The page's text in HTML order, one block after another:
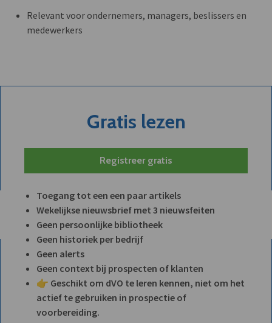
Relevant voor ondernemers, managers, beslissers en
medewerkers
Gratis lezen
Registreer gratis
Toegang tot een een paar artikels
Wekelijkse nieuwsbrief met 3 nieuwsfeiten
Geen persoonlijke bibliotheek
Geen historiek per bedrijf
Geen alerts
Geen context bij prospecten of klanten
👉 Geschikt om dVO te leren kennen, niet om het
actief te gebruiken in prospectie of
voorbereiding.